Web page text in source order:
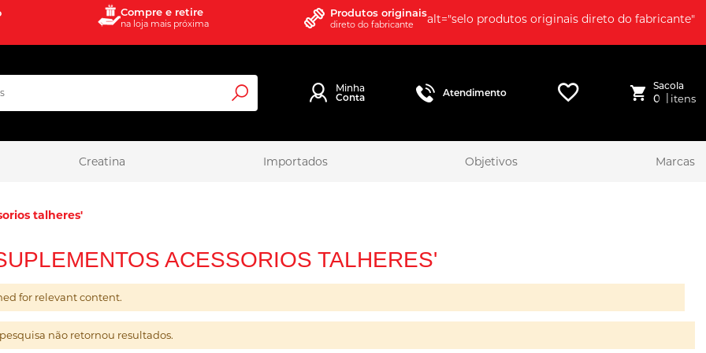
Compre e retire
na loja mais próxima
Produtos originais
direto do fabricante alt="selo produtos originais direto do fabricante"
Pesquisa
Minha
Conta
Atendimento
Sacola
0 | itens
Creatina Importados Objetivos Marcas
talheres'
ACESSORIOS TALHERES'
for relevant content.
não retornou resultados.